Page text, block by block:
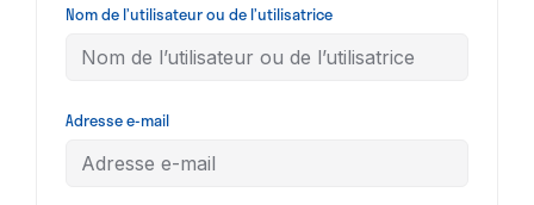
Nom de l’utilisateur ou de l’utilisatrice
Adresse e-mail